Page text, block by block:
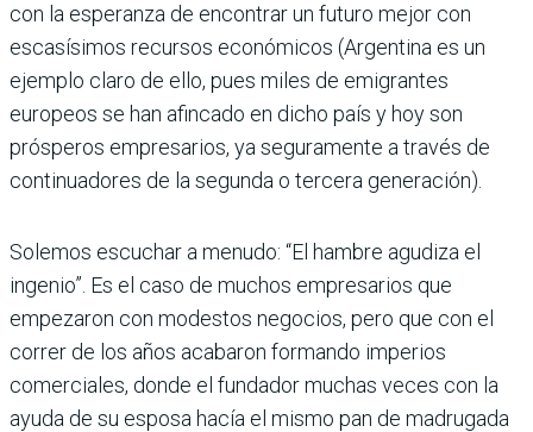
con la esperanza de encontrar un futuro mejor con
escasísimos recursos económicos (Argentina es un
ejemplo claro de ello, pues miles de emigrantes
europeos se han afincado en dicho país y hoy son
prósperos empresarios, ya seguramente a través de
continuadores de la segunda o tercera generación).
Solemos escuchar a menudo: “El hambre agudiza el
ingenio”. Es el caso de muchos empresarios que
empezaron con modestos negocios, pero que con el
correr de los años acabaron formando imperios
comerciales, donde el fundador muchas veces con la
ayuda de su esposa hacía el mismo pan de madrugada